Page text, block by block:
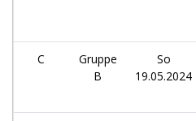
C
Gruppe
B
So
19.05.2024